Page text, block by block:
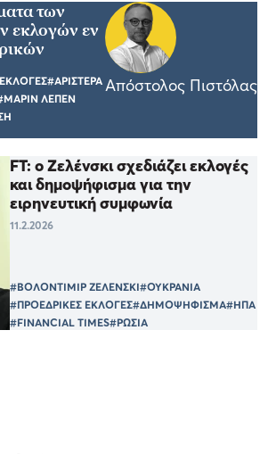
των
εκλογών εν
#ΑΡΙΣΤΕΡΑ
ΛΕΠΕΝ
Απόστολος Πιστόλας
FT: ο Ζελένσκι σχεδιάζει εκλογές
και δημοψήφισμα για την
ειρηνευτική συμφωνία
11.2.2026
#ΒΟΛΟΝΤΙΜΙΡ ΖΕΛΕΝΣΚΙ#ΟΥΚΡΑΝΙΑ
#ΠΡΟΕΔΡΙΚΕΣ ΕΚΛΟΓΕΣ#ΔΗΜΟΨΗΦΙΣΜΑ#ΗΠΑ
#FINANCIAL TIMES#ΡΩΣΙΑ